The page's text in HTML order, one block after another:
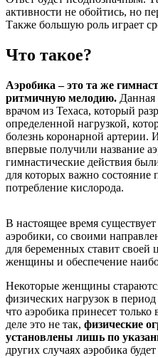
активности не обойтись, но
Также большую роль играет
Что такое?
Аэробика – это та же
ритмичную мелодию. Данная
врачом из Техаса, который
определенной нагрузкой,
болезнь коронарной
впервые получили название
гимнастические действия
для которых важно состояние
потребление кислорода.
В настоящее время
аэробики, со своими
для беременных ставит своей
женщины и обеспечение
Некоторые женщины
физических нагрузок в
что аэробика принесет
деле это не так, физические
установлены лишь по
других случаях аэробика